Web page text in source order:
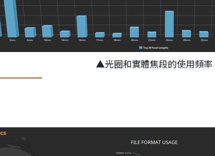
▲光圈和實體焦段的使用頻率